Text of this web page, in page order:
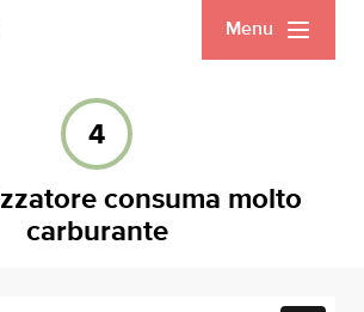
Menu
4
consuma molto
carburante